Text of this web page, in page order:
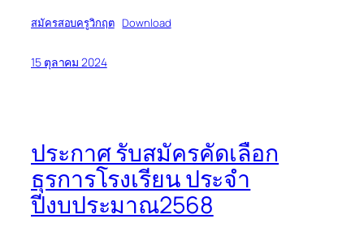
สมัครสอบครูวิกฤต Download
15 ตุลาคม 2024
ประกาศ รับสมัครคัดเลือก
ธุรการโรงเรียน ประจำ
ปีงบประมาณ2568